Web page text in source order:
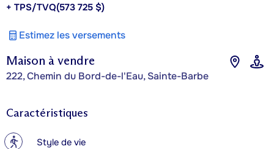
Maison à vendre
222, Chemin du Bord-de-l'Eau, Sainte-Barbe
+ TPS/TVQ(573 725 $)
Estimez les versements
Caractéristiques
? Style de vie